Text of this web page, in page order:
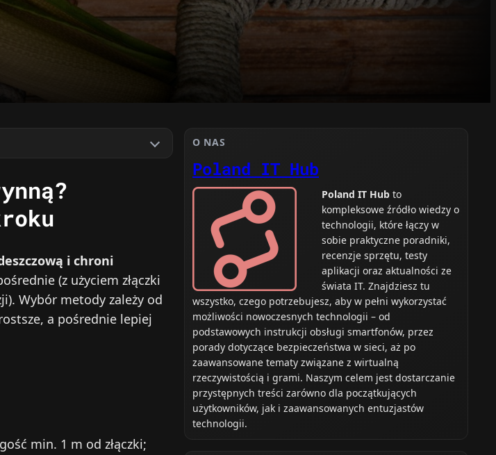
i chroni
(z użyciem złączki
Wybór metody zależy od
a pośrednie lepiej
min. 1 m od złączki;
O NAS
Poland IT Hub
Poland IT Hub to
kompleksowe źródło wiedzy o
technologii, które łączy w
sobie praktyczne poradniki,
recenzje sprzętu, testy
aplikacji oraz aktualności ze
świata IT. Znajdziesz tu
wszystko, czego potrzebujesz, aby w pełni wykorzystać
możliwości nowoczesnych technologii – od
podstawowych instrukcji obsługi smartfonów, przez
porady dotyczące bezpieczeństwa w sieci, aż po
zaawansowane tematy związane z wirtualną
rzeczywistością i grami. Naszym celem jest dostarczanie
przystępnych treści zarówno dla początkujących
użytkowników, jak i zaawansowanych entuzjastów
technologii.